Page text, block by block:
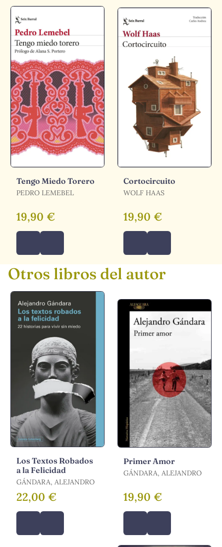
Tengo Miedo Torero
PEDRO LEMEBEL
19,90 €
Cortocircuito
WOLF HAAS
19,90 €
Otros libros del autor
Los Textos Robados
a la Felicidad
GÁNDARA, ALEJANDRO
22,00 €
Primer Amor
GÁNDARA, ALEJANDRO
19,90 €